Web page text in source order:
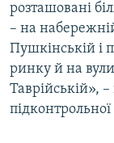
розташовані
– на
Пушкінській і
ринку й на
Таврійській»,